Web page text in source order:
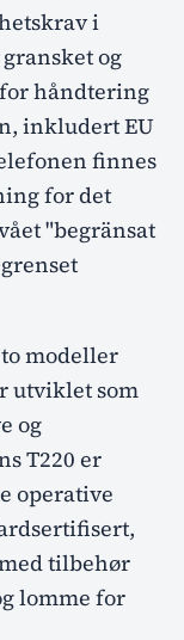
i
og
håndtering
inkludert EU
finnes
for det
"begränsat
modeller
utviklet som
og
T220 er
operative
tilbehør
lomme for